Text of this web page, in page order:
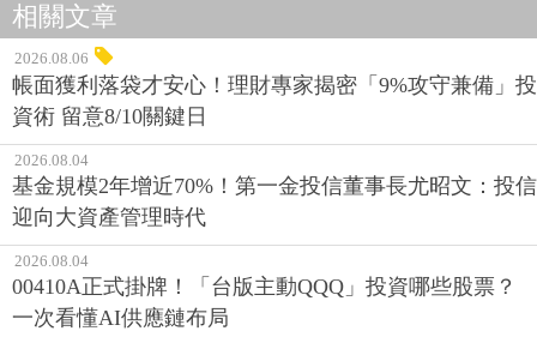
相關文章
2026.08.06
帳面獲利落袋才安心！理財專家揭密「9%攻守兼備」投
資術 留意8/10關鍵日
2026.08.04
基金規模2年增近70%！第一金投信董事長尤昭文：投信
迎向大資產管理時代
2026.08.04
00410A正式掛牌！「台版主動QQQ」投資哪些股票？
一次看懂AI供應鏈布局